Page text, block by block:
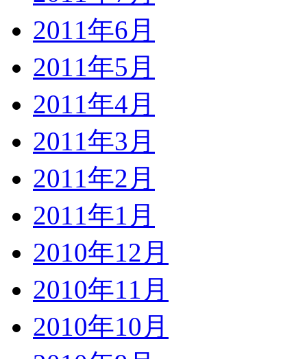
2011年6月
2011年5月
2011年4月
2011年3月
2011年2月
2011年1月
2010年12月
2010年11月
2010年10月